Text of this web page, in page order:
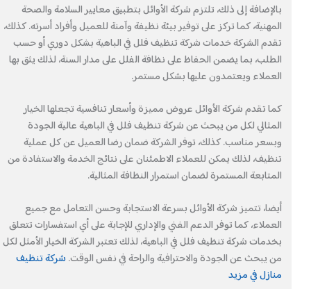
بالإضافة إلى ذلك، تلتزم شركة الأوائل بتطبيق معايير السلامة والصحة
المهنية، كما تركز على توفير بيئة نظيفة وآمنة للعميل وأفراد أسرته. كذلك،
تقدم الشركة خدمات شركة تنظيف فلل في الباهية بشكل دوري أو حسب
الطلب، بما يضمن الحفاظ على نظافة الفلل على مدار السنة، لذلك يثق بها
العملاء ويعتمدون عليها بشكل مستمر.
كما تقدم شركة الأوائل عروض مميزة وأسعار تنافسية تجعلها الخيار
المثالي لكل من يبحث عن شركة تنظيف فلل في الباهية عالية الجودة
وبسعر مناسب. كذلك، توفر الشركة ضمان رضا العميل عن كل عملية
تنظيف، لذلك يمكن للعملاء الاطمئنان على نتائج الخدمة والاستفادة من
المتابعة المستمرة لضمان استمرار النظافة المثالية.
أيضا، تتميز شركة الأوائل بسرعة الاستجابة وحسن التعامل مع جميع
العملاء، كما توفر الدعم الفني والإداري للإجابة على أي استفسارات تتعلق
بخدمات شركة تنظيف فلل في الباهية، لذلك تعتبر الشركة الخيار الأمثل لكل
من يبحث عن الجودة والاحترافية والراحة في نفس الوقت.شركة تنظيف
منازل في مزيد